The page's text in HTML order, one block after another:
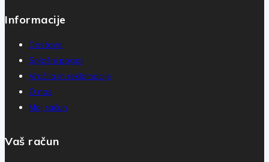
Informacije
Dostava
Splošni pogoji
Vračila in reklamacije
O nas
Moj račun
Vaš račun